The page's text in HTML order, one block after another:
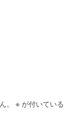
。 ※ が付いている